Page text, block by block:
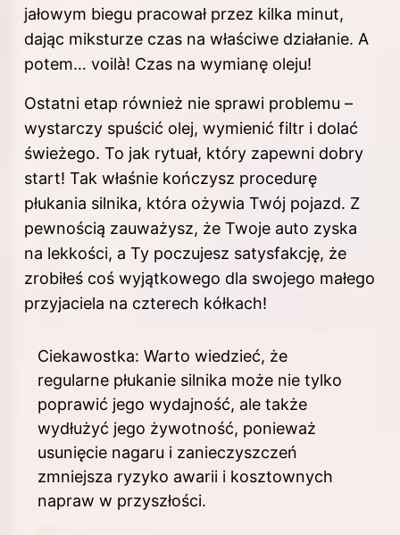
jałowym biegu pracował przez kilka minut,
dając miksturze czas na właściwe działanie. A
potem… voilà! Czas na wymianę oleju!
Ostatni etap również nie sprawi problemu –
wystarczy spuścić olej, wymienić filtr i dolać
świeżego. To jak rytuał, który zapewni dobry
start! Tak właśnie kończysz procedurę
płukania silnika, która ożywia Twój pojazd. Z
pewnością zauważysz, że Twoje auto zyska
na lekkości, a Ty poczujesz satysfakcję, że
zrobiłeś coś wyjątkowego dla swojego małego
przyjaciela na czterech kółkach!
Ciekawostka: Warto wiedzieć, że
regularne płukanie silnika może nie tylko
poprawić jego wydajność, ale także
wydłużyć jego żywotność, ponieważ
usunięcie nagaru i zanieczyszczeń
zmniejsza ryzyko awarii i kosztownych
napraw w przyszłości.